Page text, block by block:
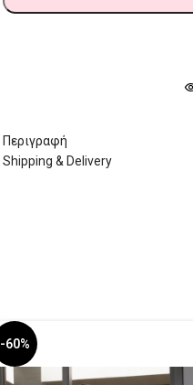
Περιγραφή
Shipping & Delivery
-60%